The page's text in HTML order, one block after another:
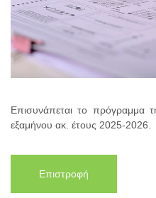
Επισυνάπεται το πρόγραμμα
εξαμήνου ακ. έτους 2025-2026.
Επιστροφή